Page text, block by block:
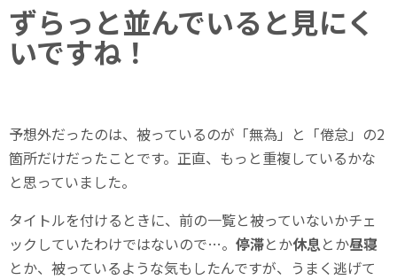
ずらっと並んでいると見にく
いですね！
予想外だったのは、被っているのが「無為」と「倦怠」の2
箇所だけだったことです。正直、もっと重複しているかな
と思っていました。
タイトルを付けるときに、前の一覧と被っていないかチェ
ックしていたわけではないので…。 停滞とか休息とか昼寝
とか、被っているような気もしたんですが、うまく逃げて